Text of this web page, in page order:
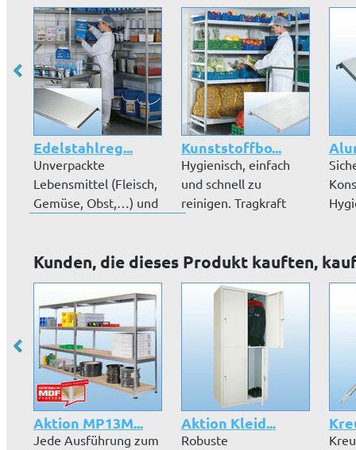
Edelstahlreg...
Unverpackte
Lebensmittel (Fleisch,
Gemüse, Obst,…) und
Kunststoffbo...
Hygienisch, einfach
und schnell zu
reinigen. Tragkraft
Kunden, die dieses Produkt kauften,
Aktion MP13M...
Jede Ausführung zum
Aktion Kleid...
Robuste